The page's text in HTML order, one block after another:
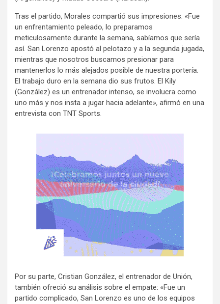
Tras el partido, Morales compartió sus impresiones: «Fue
un enfrentamiento peleado, lo preparamos
meticulosamente durante la semana, sabíamos que sería
así. San Lorenzo apostó al pelotazo y a la segunda jugada,
mientras que nosotros buscamos presionar para
mantenerlos lo más alejados posible de nuestra portería.
El trabajo duro en la semana dio sus frutos. El Kily
(González) es un entrenador intenso, se involucra como
uno más y nos insta a jugar hacia adelante», afirmó en una
entrevista con TNT Sports.
Por su parte, Cristian González, el entrenador de Unión,
también ofreció su análisis sobre el empate: «Fue un
partido complicado, San Lorenzo es uno de los equipos